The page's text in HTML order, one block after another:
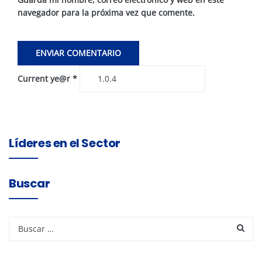
navegador para la próxima vez que comente.
Current ye@r *
Líderes en el Sector
Buscar